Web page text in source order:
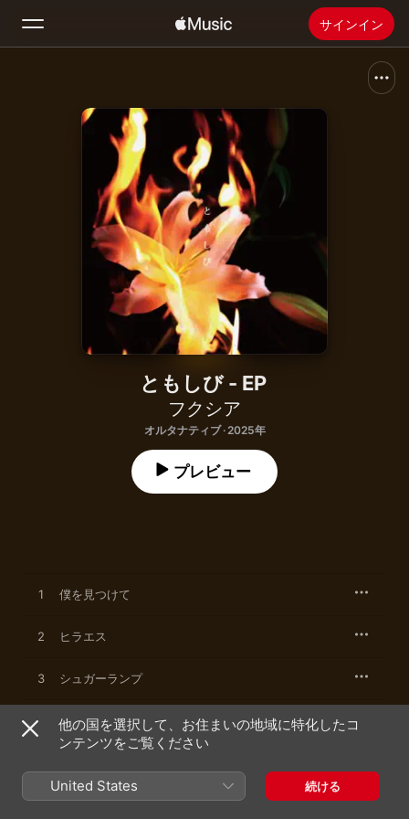
サインイン
ホーム
新着おすすめ
Apple Musicをインストール
ともしび - EP
フクシア
オルタナティブ · 2025年
プレビュー
1 僕を見つけて
2 ヒラエス
3 シュガーランプ
4 葵
6 命日
他の国を選択して、お住まいの地域に特化したコ
ンテンツをご覧ください
United States 続ける